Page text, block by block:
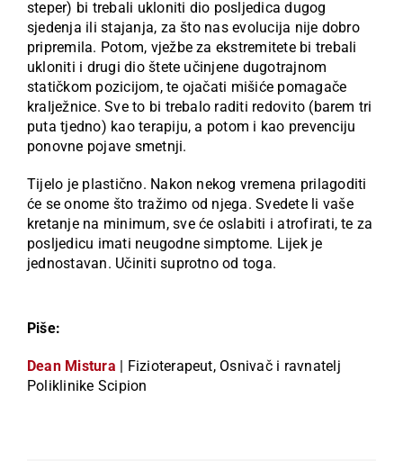
steper) bi trebali ukloniti dio posljedica dugog
sjedenja ili stajanja, za što nas evolucija nije dobro
pripremila. Potom, vježbe za ekstremitete bi trebali
ukloniti i drugi dio štete učinjene dugotrajnom
statičkom pozicijom, te ojačati mišiće pomagače
kralježnice. Sve to bi trebalo raditi redovito (barem tri
puta tjedno) kao terapiju, a potom i kao prevenciju
ponovne pojave smetnji.
Tijelo je plastično. Nakon nekog vremena prilagoditi
će se onome što tražimo od njega. Svedete li vaše
kretanje na minimum, sve će oslabiti i atrofirati, te za
posljedicu imati neugodne simptome. Lijek je
jednostavan. Učiniti suprotno od toga.
Piše:
Dean Mistura | Fizioterapeut, Osnivač i ravnatelj
Poliklinike Scipion